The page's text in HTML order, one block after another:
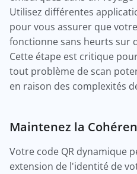
Utilisez différentes
pour vous assurer que
fonctionne sans heurts sur
Cette étape est critique
tout problème de scan
en raison des complexités
Maintenez la
Votre code QR dynamique
extension de l'identité de